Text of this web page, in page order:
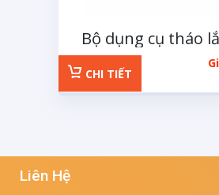
Bộ dụng cụ tháo
hợp kép chuyên
dòng xe Ford
CHI TIẾT
Liên Hệ